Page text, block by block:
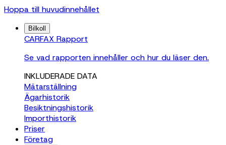
Hoppa till huvudinnehållet
Bilkoll
CARFAX Rapport
Se vad rapporten innehåller och hur du läser den.
INKLUDERADE DATA
Mätarställning
Ägarhistorik
Besiktningshistorik
Importhistorik
Priser
Företag